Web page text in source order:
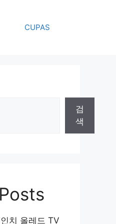
CUPAS
검
색
치 올레드 TV